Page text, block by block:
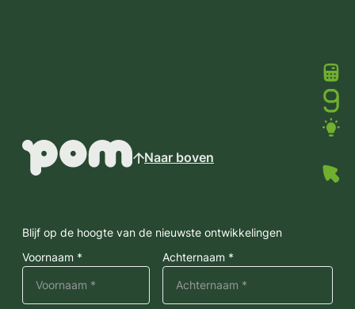
Naar boven
Blijf op de hoogte van de nieuwste ontwikkelingen
Voornaam *
Achternaam *